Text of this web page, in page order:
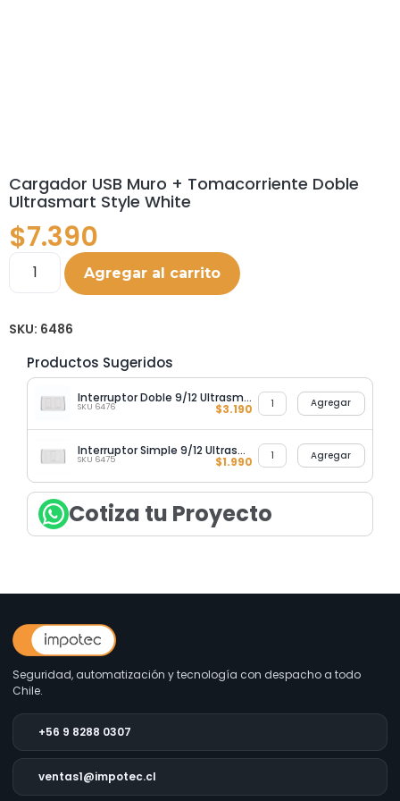
Cargador USB Muro + Tomacorriente Doble
Ultrasmart Style White
$7.390
Agregar al carrito
SKU: 6486
Productos Sugeridos
Interruptor Doble 9/12 Ultrasmart Style White
SKU 6476 $3.190 Agregar
Interruptor Simple 9/12 Ultrasmart Style White
SKU 6475 $1.990 Agregar
Cotiza tu Proyecto
Seguridad, automatización y tecnología con despacho a todo
Chile.
+56 9 8288 0307
ventas1@impotec.cl